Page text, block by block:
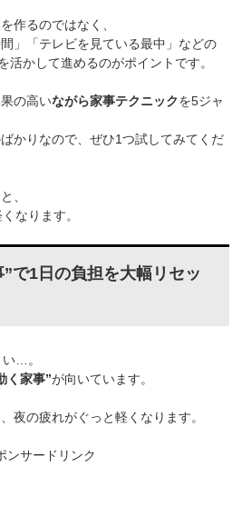
作るのではなく、
」「テレビを見ている最中」などの
活かして進めるのがポイントです。
の高いながら家事テクニックを5ジャ
かりなので、ぜひ1つ試してみてくだ
、
なります。
で1日の負担を大幅リセッ
…。
く家事”が向いています。
夜の疲れがぐっと軽くなります。
ンサードリンク